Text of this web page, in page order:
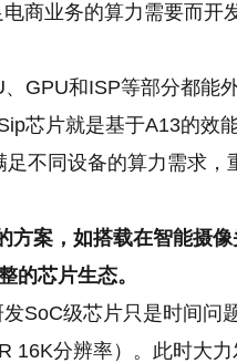
商业务的算力需要而开
GPU和ISP等部分都能
芯片就是基于A13的效
不同设备的算力需求，
方案，如搭载在智能摄
的芯片生态。
SoC级芯片只是时间问
16K分辨率）。此时大